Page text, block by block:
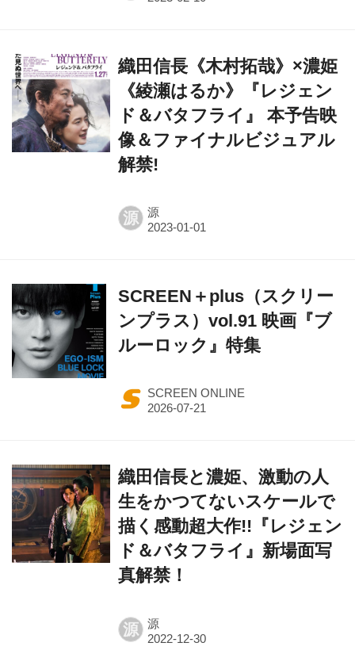
織田信長《木村拓哉》×濃姫
《綾瀬はるか》『レジェン
ド＆バタフライ』 本予告映
像＆ファイナルビジュアル
解禁!
源 源
SCREEN＋plus（スクリー
ンプラス）vol.91 映画『ブ
ルーロック』特集
SCREEN ONLINE
織田信長と濃姫、激動の人
生をかつてないスケールで
描く感動超大作!!『レジェン
ド＆バタフライ』新場面写
真解禁！
源 源